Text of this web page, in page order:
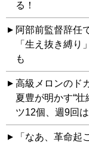
る！
阿部前監督辞任
「生え抜き縛り
も
高級メロンのド
夏豊が明かす“
ツ12個、週9回
「なあ、革命起